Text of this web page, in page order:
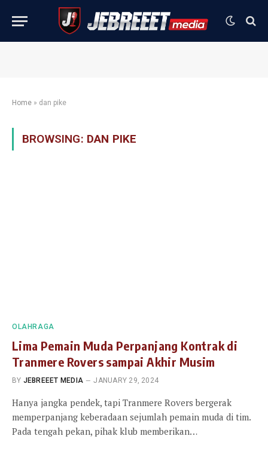
Home » dan pike
BROWSING: DAN PIKE
OLAHRAGA
Lima Pemain Muda Perpanjang Kontrak di
Tranmere Rovers sampai Akhir Musim
BY JEBREEET MEDIA JANUARY 29, 2024
Hanya jangka pendek, tapi Tranmere Rovers bergerak
memperpanjang keberadaan sejumlah pemain muda di tim.
Pada tengah pekan, pihak klub memberikan…